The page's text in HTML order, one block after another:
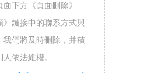
面下方《頁面刪除》
》鏈接中的聯系方式與
我們將及時刪除，并積
依法維權。